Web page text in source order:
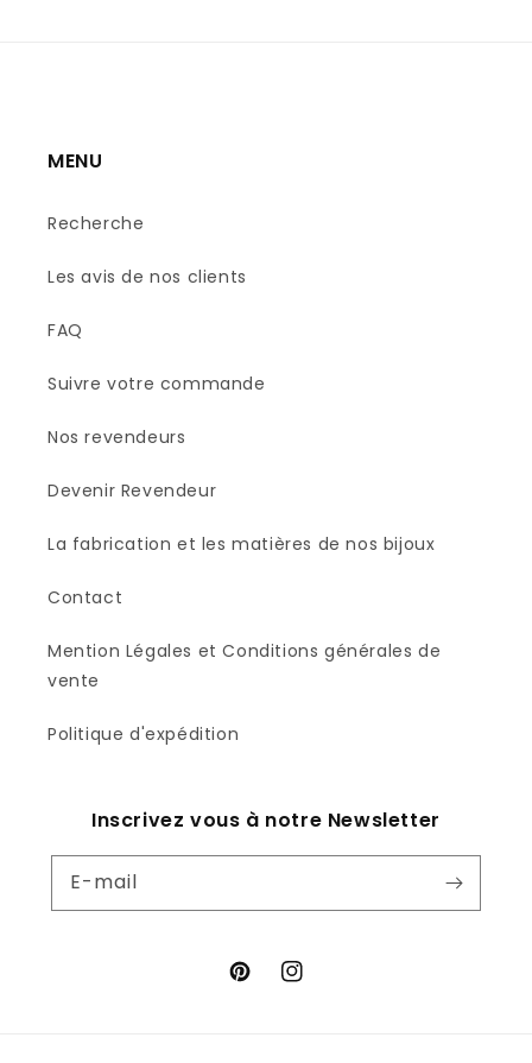
MENU
Recherche
Les avis de nos clients
FAQ
Suivre votre commande
Nos revendeurs
Devenir Revendeur
La fabrication et les matières de nos bijoux
Contact
Mention Légales et Conditions générales de
vente
Politique d'expédition
Inscrivez vous à notre Newsletter
E-mail
PinterestInstagram